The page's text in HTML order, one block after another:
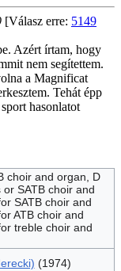
[Válasz erre: 5149
Azért írtam, hogy
nem segítettem.
a Magnificat
Tehát épp
hasonlatot
choir and organ, D
SATB choir and
SATB choir and
ATB choir and
treble choir and
(1974)